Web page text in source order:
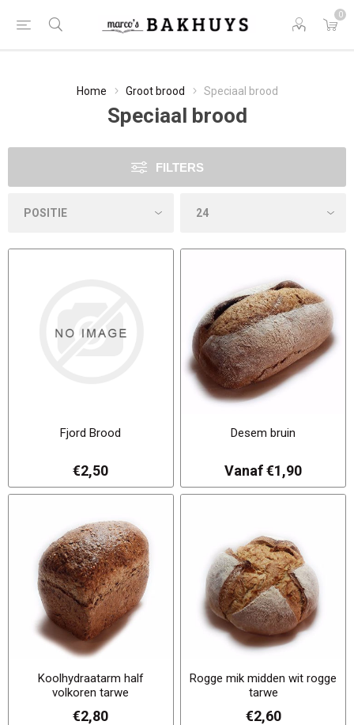
0
Home Groot brood Speciaal brood
Speciaal brood
FILTERS
Fjord Brood
€2,50
Desem bruin
Vanaf €1,90
Koolhydraatarm half
volkoren tarwe
€2,80
Rogge mik midden wit rogge
tarwe
€2,60